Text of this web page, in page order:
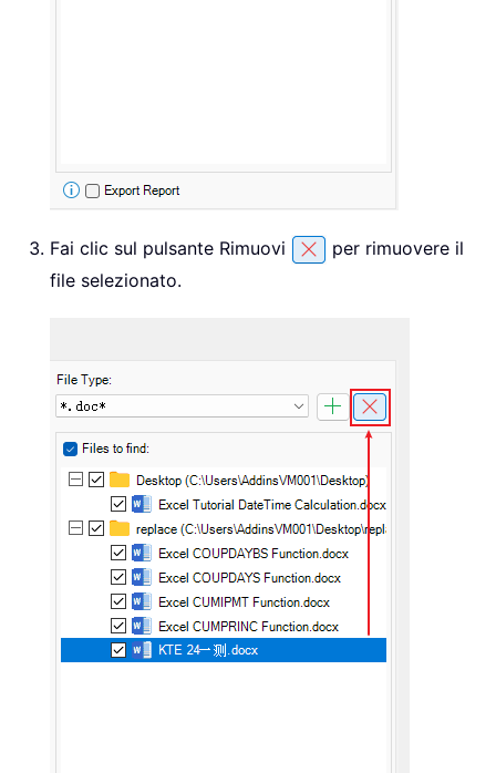
Fai clic sul pulsante Rimuovi
per rimuovere il
file selezionato.